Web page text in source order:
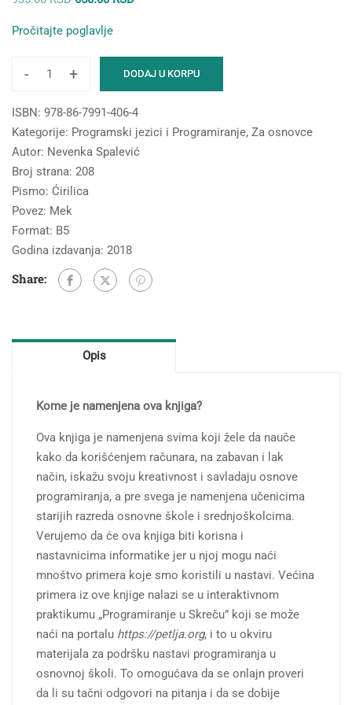
je
935.00 RSD.
650.00 RSD.
Pročitajte poglavlje
-
Naučite
uz
+ DODAJ U KORPU
ISBN: 978-86-7991-406-4
Kategorije: Programski jezici i Programiranje, Za osnovce
Autor: Nevenka Spalević
Broj strana: 208
Pismo: Ćirilica
Povez: Mek
Format: B5
Godina izdavanja: 2018
Share:
Opis
Kome je namenjena ova knjiga?
Ova knjiga je namenjena svima koji žele da nauče
kako da korišćenjem računara, na zabavan i lak
način, iskažu svoju kreativnost i savladaju osnove
programiranja, a pre svega je namenjena učenicima
starijih razreda osnovne škole i srednjoškolcima.
Verujemo da će ova knjiga biti korisna i
nastavnicima informatike jer u njoj mogu naći
mnoštvo primera koje smo koristili u nastavi. Većina
primera iz ove knjige nalazi se u interaktivnom
praktikumu „Programiranje u Skreču” koji se može
naći na portalu https://petlja.org, i to u okviru
materijala za podršku nastavi programiranja u
osnovnoj školi. To omogućava da se onlajn proveri
da li su tačni odgovori na pitanja i da se dobije